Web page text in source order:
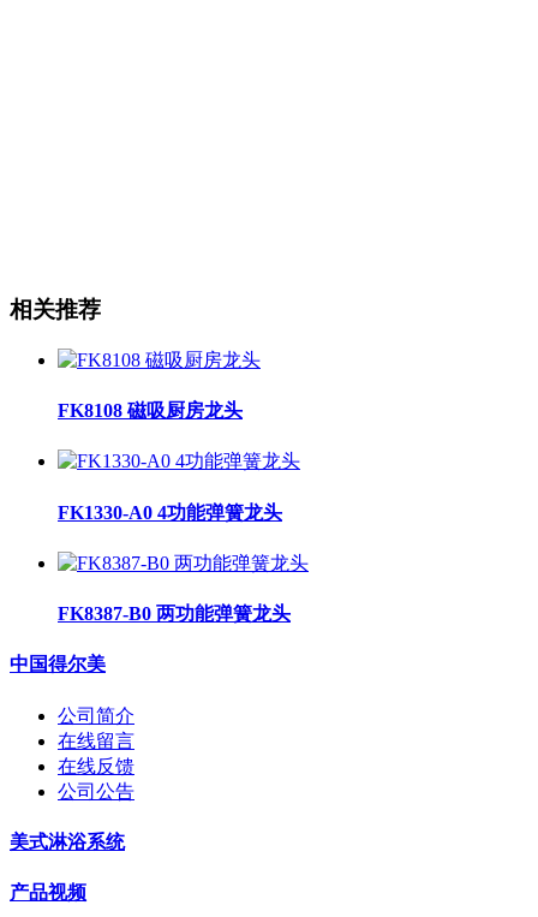
相关推荐
FK8108 磁吸厨房龙头
FK1330-A0 4功能弹簧龙头
FK8387-B0 两功能弹簧龙头
中国得尔美
公司简介
在线留言
在线反馈
公司公告
美式淋浴系统
产品视频